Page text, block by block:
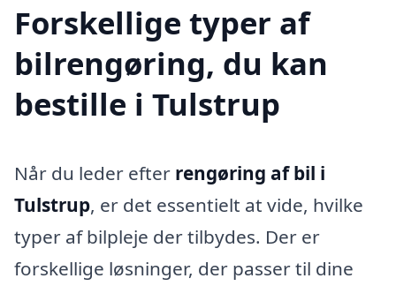
Forskellige typer af
bilrengøring, du kan
bestille i Tulstrup
Når du leder efter rengøring af bil i
Tulstrup, er det essentielt at vide, hvilke
typer af bilpleje der tilbydes. Der er
forskellige løsninger, der passer til dine